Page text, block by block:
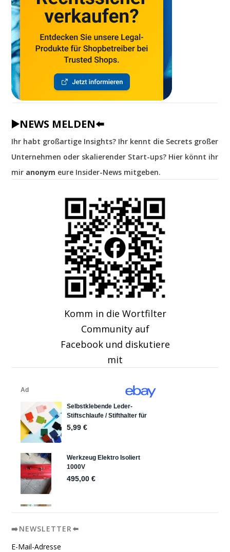
▶️NEWS MELDEN⬅️
Ihr habt großartige Insights? Ihr kennt die Secrets großer
Unternehmen oder skalierender Start-ups? Hier könnt ihr
mir anonym eure Insider-News mitgeben.
Komm in die Wortfilter
Community auf
Facebook und diskutiere
mit
➡️NEWSLETTER⬅️
E-Mail-Adresse